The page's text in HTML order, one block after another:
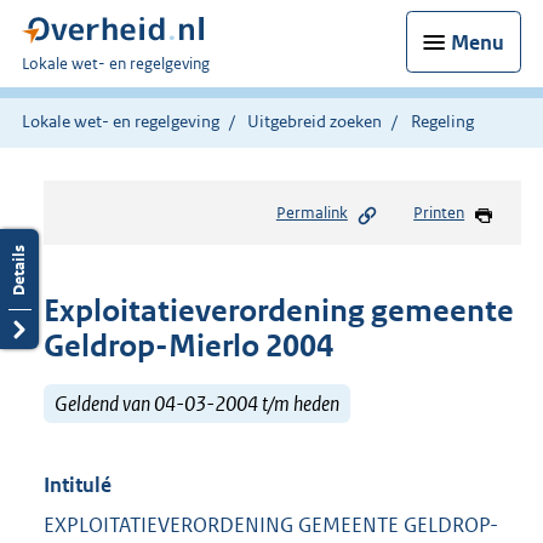
Menu
U
bent
hier:
Lokale wet- en regelgeving
Lokale wet- en regelgeving Uitgebreid zoeken Regeling
Permalink Printen
Exploitatieverordening gemeente
Geldrop-Mierlo 2004
Geldend van 04-03-2004 t/m heden
Intitulé
EXPLOITATIEVERORDENING GEMEENTE GELDROP-